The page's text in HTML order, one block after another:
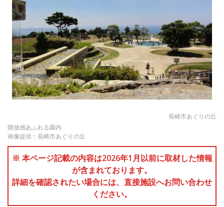
長崎市あぐりの丘
開放感あふれる園内
画像提供：長崎市あぐりの丘
※ 本ページ記載の内容は2026年1月以前に取材した情報
が含まれております。
詳細を確認されたい場合には、直接施設へお問い合わせ
ください。